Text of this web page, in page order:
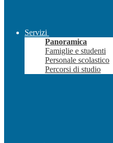
Servizi
Panoramica
Famiglie e studenti
Personale scolastico
Percorsi di studio